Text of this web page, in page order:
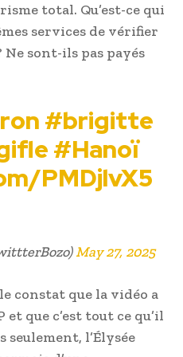
total. Qu’est-ce qui
services de vérifier
sont-ils pas payés
#brigitte
#Hanoï
PMDjlvX5
May 27, 2025
constat que la vidéo a
que c’est tout ce qu’il
seulement, l’Élysée